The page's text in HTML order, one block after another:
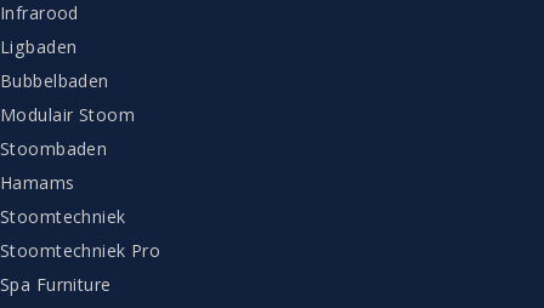
Infrarood
Ligbaden
Bubbelbaden
Modulair Stoom
Stoombaden
Hamams
Stoomtechniek
Stoomtechniek Pro
Spa Furniture